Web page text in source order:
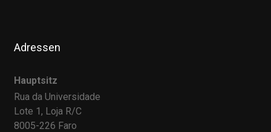
Adressen
Hauptsitz
Rua da Universidade
Lote 1, Loja R/C
8005-226 Faro